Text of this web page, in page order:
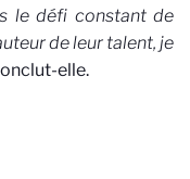
le défi constant de
de leur talent, je
elle.